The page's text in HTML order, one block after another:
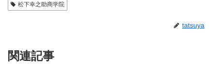
松下幸之助商学院
tatsuya
関連記事